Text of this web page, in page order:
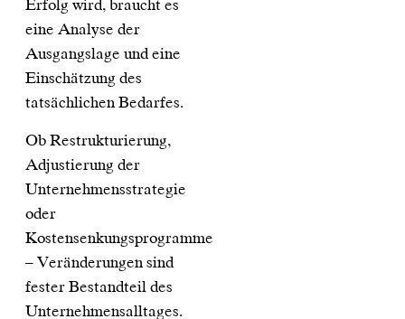
Erfolg wird, braucht es
eine Analyse der
Ausgangslage und eine
Einschätzung des
tatsächlichen Bedarfes.
Ob Restrukturierung,
Adjustierung der
Unternehmensstrategie
oder
Kostensenkungsprogramme
– Veränderungen sind
fester Bestandteil des
Unternehmensalltages.